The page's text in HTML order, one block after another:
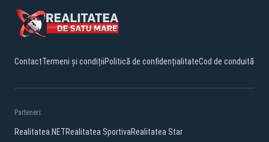
ContactTermeni și condițiiPolitică de confidențialitateCod de conduită
Parteneri:
Realitatea.NETRealitatea SportivaRealitatea Star